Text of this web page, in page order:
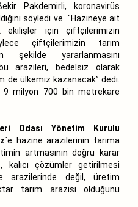
Pakdemirli, koronavirüs
söyledi ve "Hazineye ait
ekilişler için çiftçilerimizin
çiftçilerimizin tarım
yararlanmasını
arazileri, bedelsiz olarak
de ülkemiz kazanacak” dedi.
9 milyon 700 bin metrekare
Odası Yönetim Kurulu
`e hazine arazilerinin tarıma
artmasının doğru karar
, kalıcı çözümler getirilmesi
arazilerinde değil, üretim
tarım arazisi olduğunu